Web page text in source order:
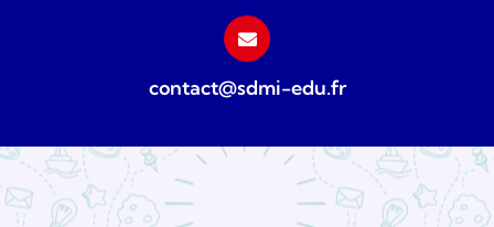
contact@sdmi-edu.fr